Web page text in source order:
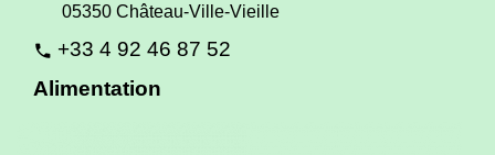
05350 Château-Ville-Vieille
phone +33 4 92 46 87 52
Alimentation